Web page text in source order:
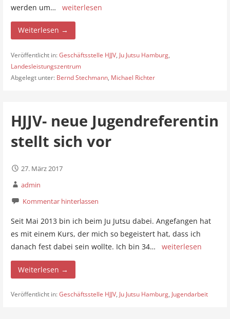
werden um… weiterlesen
Weiterlesen →
Veröffentlicht in:Geschäftsstelle HJJV, Ju Jutsu Hamburg,
Landesleistungszentrum
Abgelegt unter: Bernd Stechmann, Michael Richter
HJJV- neue Jugendreferentin
stellt sich vor
27. März 2017
admin
Kommentar hinterlassen
Seit Mai 2013 bin ich beim Ju Jutsu dabei. Angefangen hat
es mit einem Kurs, der mich so begeistert hat, dass ich
danach fest dabei sein wollte. Ich bin 34… weiterlesen
Weiterlesen →
Veröffentlicht in:Geschäftsstelle HJJV, Ju Jutsu Hamburg, Jugendarbeit